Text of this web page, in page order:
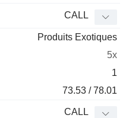
CALL
Produits Exotiques
5x
1
73.53 / 78.01
CALL